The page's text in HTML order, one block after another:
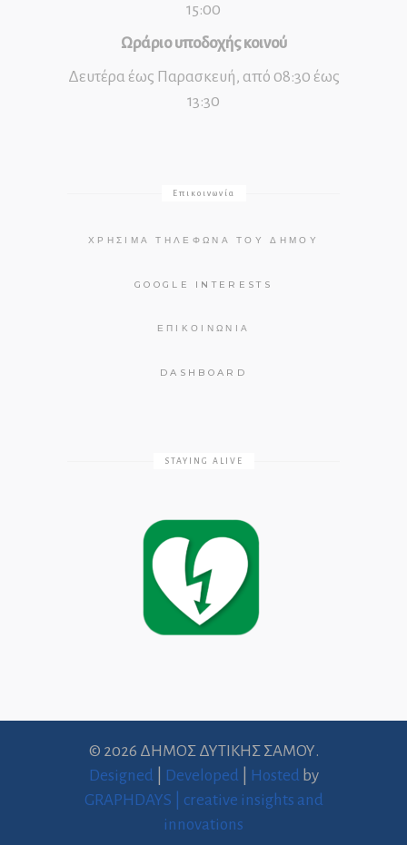
15:00
Ωράριο υποδοχής κοινού
Δευτέρα έως Παρασκευή, από 08:30 έως
13:30
Επικοινωνία
ΧΡΉΣΙΜΑ ΤΗΛΈΦΩΝΑ ΤΟΥ ΔΉΜΟΥ
GOOGLE INTERESTS
ΕΠΙΚΟΙΝΩΝΊΑ
DASHBOARD
STAYING ALIVE
© 2026 ΔΗΜΟΣ ΔΥΤΙΚΗΣ ΣΑΜΟΥ.
Designed
Developed Hosted by
GRAPHDAYS | creative insights and
innovations